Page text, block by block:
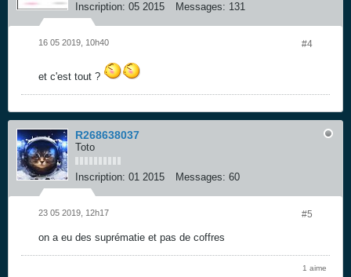
Inscription: 05 2015 Messages: 131
#4
16 05 2019, 10h40
et c'est tout ?
R268638037
Toto
Inscription: 01 2015 Messages: 60
#5
23 05 2019, 12h17
on a eu des suprématie et pas de coffres
1 aime